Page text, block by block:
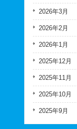
2026年3月
2026年2月
2026年1月
2025年12月
2025年11月
2025年10月
2025年9月